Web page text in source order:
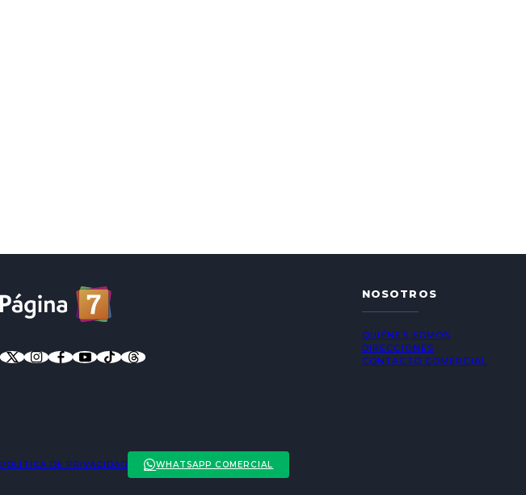
NOSOTROS
QUIÉNES SOMOS
DIRECCIONES
CONTACTO COMERCIAL
POLÍTICA DE PRIVACIDAD WHATSAPP COMERCIAL